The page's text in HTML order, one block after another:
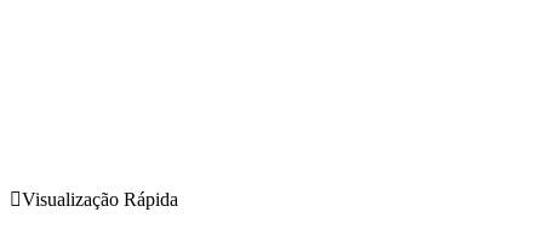
Visualização Rápida